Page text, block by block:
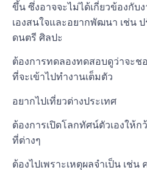
ขึ้น ซึ่งอาจจะไม่ได้เกี่ยวข้องกับ
เองสนใจและอยากพัฒนา เช่น
ดนตรี ศิลปะ
ต้องการทดลองทดสอบดูว่าจะ
ที่จะเข้าไปทำงานเต็มตัว
อยากไปเที่ยวต่างประเทศ
ต้องการเปิดโลกทัศน์ตัวเองให้
ที่ต่างๆ
ต้องไปเพราะเหตุผลจำเป็น เช่